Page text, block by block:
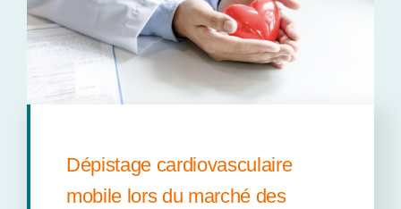
Dépistage cardiovasculaire
mobile lors du marché des